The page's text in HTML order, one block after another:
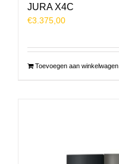
JURA X4C
€3.375,00
Toevoegen aan winkelwagen